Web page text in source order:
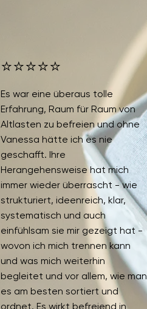
⭐⭐⭐⭐⭐
Es war eine überaus tolle
Erfahrung, Raum für Raum von
Altlasten zu befreien und ohne
Vanessa hätte ich es nie
geschafft. Ihre
Herangehensweise hat mich
immer wieder überrascht - wie
strukturiert, ideenreich, klar,
systematisch und auch
einfühlsam sie mir gezeigt hat -
wovon ich mich trennen kann
und was mich weiterhin
begleitet und vor allem, wie man
es am besten sortiert und
ordnet. Es wirkt befreiend in